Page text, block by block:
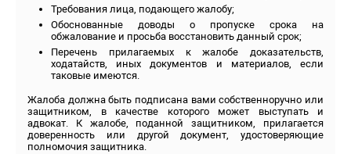
Требования лица, подающего жалобу;
Обоснованные доводы о пропуске срока на
обжалование и просьба восстановить данный срок;
Перечень прилагаемых к жалобе доказательств,
ходатайств, иных документов и материалов, если
таковые имеются.
Жалоба должна быть подписана вами собственноручно или
защитником, в качестве которого может выступать и
адвокат. К жалобе, поданной защитником, прилагается
доверенность или другой документ, удостоверяющие
полномочия защитника.